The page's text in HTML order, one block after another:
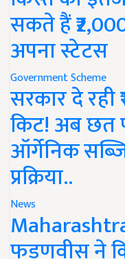
सकते हैं
अपना स्टेटस
Government Scheme
सरकार दे रही
किट! अब छत
ऑर्गेनिक
प्रक्रिया..
News